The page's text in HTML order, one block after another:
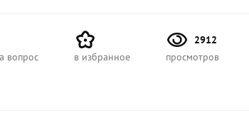
вопрос
в избранное
2912
просмотров